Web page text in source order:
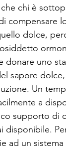
chi è
compensare
dolce,
donare uno
sapore
Un
a
supporto di
disponibile.
ad un